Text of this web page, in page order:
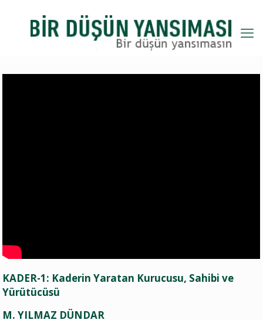
KADER-1: Kaderin Yaratan Kurucusu, Sahibi ve
Yürütücüsü
M. YILMAZ DÜNDAR